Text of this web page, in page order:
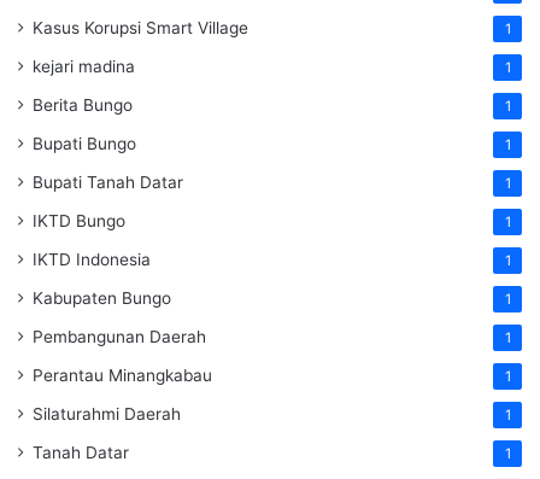
Kasus Korupsi Smart Village 1
kejari madina 1
Berita Bungo 1
Bupati Bungo 1
Bupati Tanah Datar 1
IKTD Bungo 1
IKTD Indonesia 1
Kabupaten Bungo 1
Pembangunan Daerah 1
Perantau Minangkabau 1
Silaturahmi Daerah 1
Tanah Datar 1